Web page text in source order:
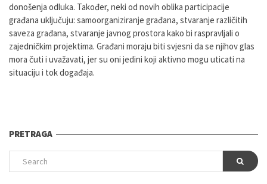
donošenja odluka. Također, neki od novih oblika participacije
građana uključuju: samoorganiziranje građana, stvaranje različitih
saveza građana, stvaranje javnog prostora kako bi raspravljali o
zajedničkim projektima. Građani moraju biti svjesni da se njihov glas
mora čuti i uvažavati, jer su oni jedini koji aktivno mogu uticati na
situaciju i tok događaja.
PRETRAGA